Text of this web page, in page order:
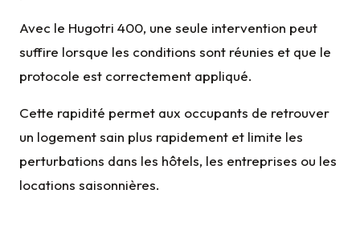
Avec le Hugotri 400, une seule intervention peut
suffire lorsque les conditions sont réunies et que le
protocole est correctement appliqué.
Cette rapidité permet aux occupants de retrouver
un logement sain plus rapidement et limite les
perturbations dans les hôtels, les entreprises ou les
locations saisonnières.